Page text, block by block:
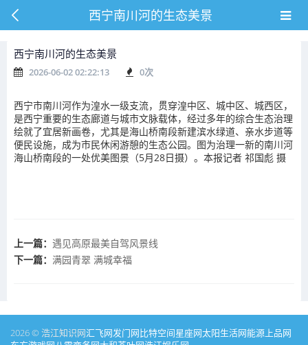
西宁南川河的生态美景
西宁南川河的生态美景
2026-06-02 02:22:13 0次
西宁市南川河作为湟水一级支流，贯穿湟中区、城中区、城西区，
是西宁重要的生态廊道与城市文脉载体，经过多年的综合生态治理
绘就了宜居新画卷，尤其是海山桥南段新建滨水绿道、亲水步道等
便民设施，成为市民休闲游憩的生态公园。图为治理一新的南川河
海山桥南段的一处优美图景（5月28日摄）。本报记者 祁国彪 摄
上一篇： 遇见高原最美自驾风景线
下一篇： 满园青翠 满城幸福
2026 © 浩江知识网汇飞网发门网比特空间星座网太阳生活网能源 上品网